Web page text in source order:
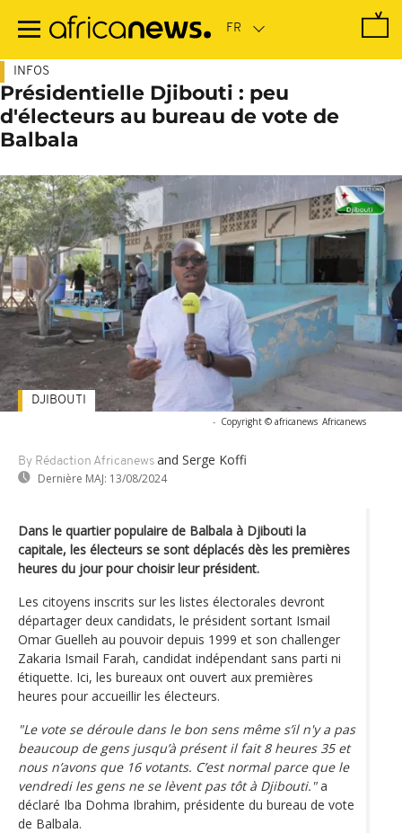
contenu
INFOS
Présidentielle Djibouti : peu
d'électeurs au bureau de vote de
Balbala
- Copyright © africanews Africanews
By Rédaction Africanews and Serge Koffi
Dernière MAJ: 13/08/2024
DJIBOUTI
Dans le quartier populaire de Balbala à Djibouti la
capitale, les électeurs se sont déplacés dès les premières
heures du jour pour choisir leur président.
Les citoyens inscrits sur les listes électorales devront
départager deux candidats, le président sortant Ismail
Omar Guelleh au pouvoir depuis 1999 et son challenger
Zakaria Ismail Farah, candidat indépendant sans parti ni
étiquette. Ici, les bureaux ont ouvert aux premières
heures pour accueillir les électeurs.
"Le vote se déroule dans le bon sens même s’il n'y a pas
beaucoup de gens jusqu’à présent il fait 8 heures 35 et
nous n’avons que 16 votants. C’est normal parce que le
vendredi les gens ne se lèvent pas tôt à Djibouti."a
déclaré Iba Dohma Ibrahim, présidente du bureau de vote
de Balbala.